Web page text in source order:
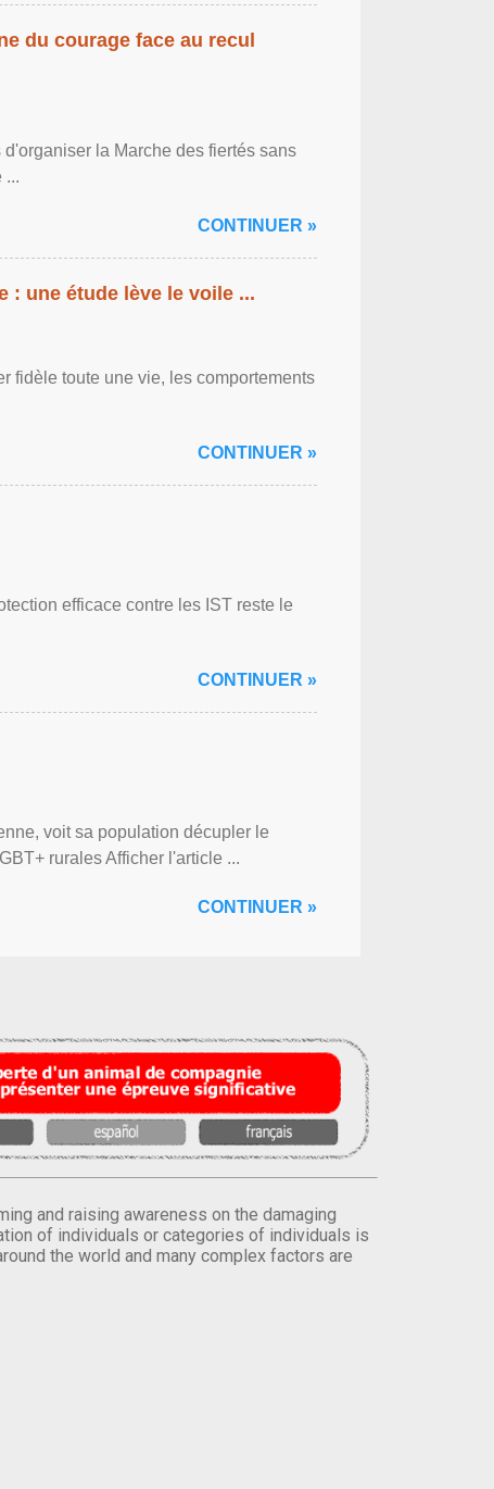
du courage face au recul
la Marche des fiertés sans
...
CONTINUER »
: une étude lève le voile ...
fidèle toute une vie, les comportements
CONTINUER »
efficace contre les IST reste le
CONTINUER »
voit sa population décupler le
rurales Afficher l'article ...
CONTINUER »
and raising awareness on the damaging
of individuals or categories of individuals is
the world and many complex factors are